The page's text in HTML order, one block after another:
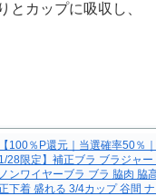
とカップに吸収し、
【100％P還元｜当選確率50％
1/28限定】補正ブラ ブラジャー
ノンワイヤーブラ ブラ 脇肉 脇
下着 盛れる 3/4カップ 谷間